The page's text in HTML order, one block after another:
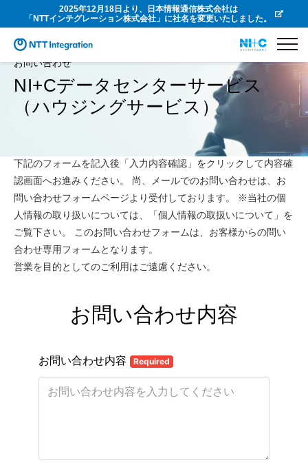
2025年12月18日より、日本情報通信株式会社は
「NTTインテグレーション株式会社」に社名を変更いたしました。
お問い合わせ
NI+Cデータセンターサービス
（ハウジングサービス）
下記のフォームを記入後「入力内容確認」をクリックして内容確
認画面へお進みください。 尚、メールでのお問い合わせは、お
問い合わせフォームページより受付しております。 ※当社の個
人情報の取り扱いについては、「個人情報の取扱いについて」を
ご覧下さい。 このお問い合わせフォームは、お客様からの問い
合わせ専用フォームとなります。
営業を目的としてのご利用はご遠慮ください。